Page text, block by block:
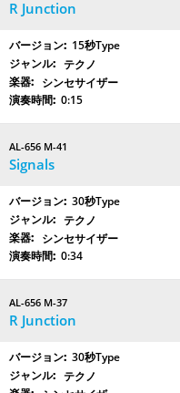
R Junction
15秒Type
テクノ
シンセサイザー
0:15
AL-656 M-41
Signals
30秒Type
テクノ
シンセサイザー
0:34
AL-656 M-37
R Junction
30秒Type
テクノ